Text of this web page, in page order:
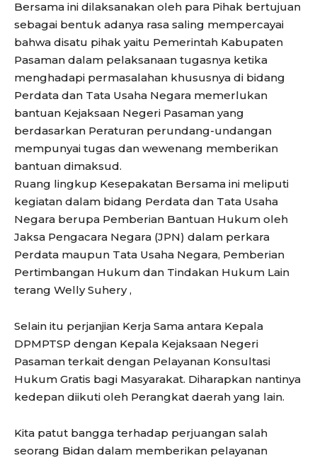
Bersama ini dilaksanakan oleh para Pihak bertujuan
sebagai bentuk adanya rasa saling mempercayai
bahwa disatu pihak yaitu Pemerintah Kabupaten
Pasaman dalam pelaksanaan tugasnya ketika
menghadapi permasalahan khususnya di bidang
Perdata dan Tata Usaha Negara memerlukan
bantuan Kejaksaan Negeri Pasaman yang
berdasarkan Peraturan perundang-undangan
mempunyai tugas dan wewenang memberikan
bantuan dimaksud.
Ruang lingkup Kesepakatan Bersama ini meliputi
kegiatan dalam bidang Perdata dan Tata Usaha
Negara berupa Pemberian Bantuan Hukum oleh
Jaksa Pengacara Negara (JPN) dalam perkara
Perdata maupun Tata Usaha Negara, Pemberian
Pertimbangan Hukum dan Tindakan Hukum Lain
terang Welly Suhery ,
Selain itu perjanjian Kerja Sama antara Kepala
DPMPTSP dengan Kepala Kejaksaan Negeri
Pasaman terkait dengan Pelayanan Konsultasi
Hukum Gratis bagi Masyarakat. Diharapkan nantinya
kedepan diikuti oleh Perangkat daerah yang lain.
Kita patut bangga terhadap perjuangan salah
seorang Bidan dalam memberikan pelayanan